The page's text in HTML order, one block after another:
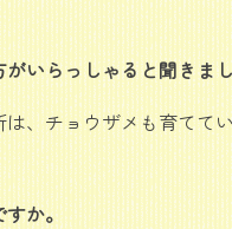
いらっしゃると聞きま
、チョウザメも育てて
すか。